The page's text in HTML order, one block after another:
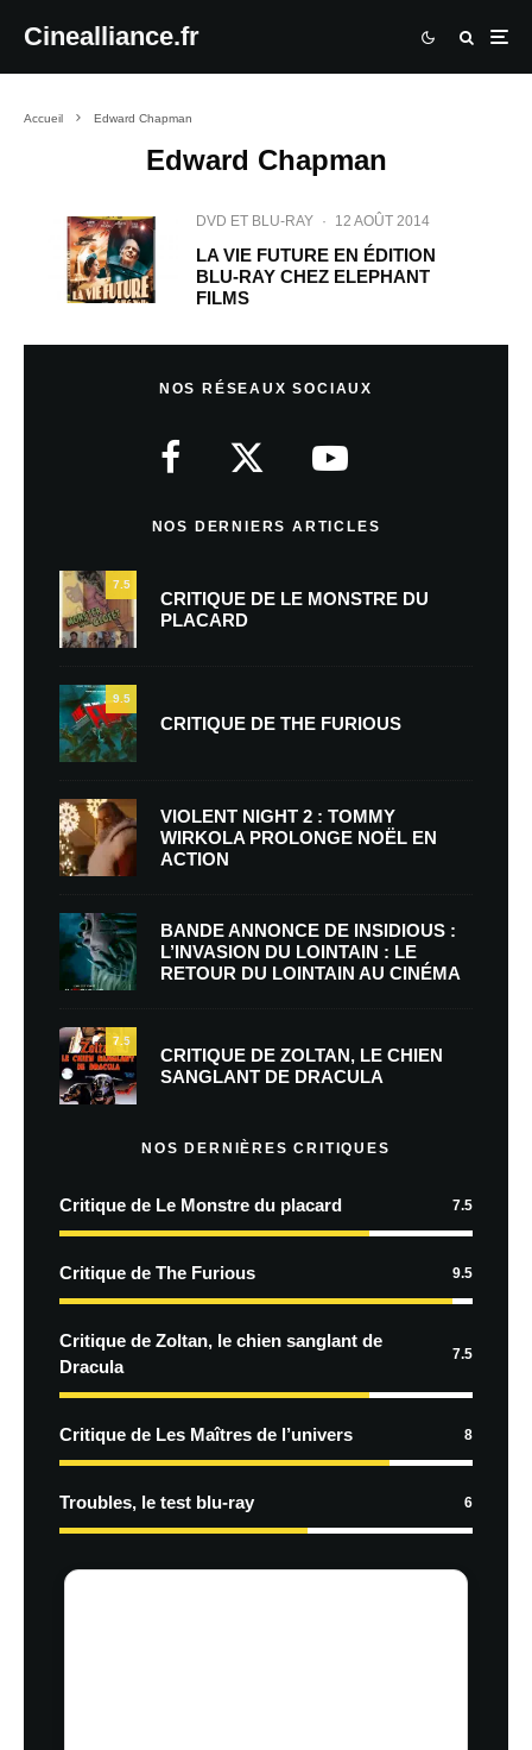
Cinealliance.fr
Accueil Edward Chapman
Edward Chapman
DVD ET BLU-RAY · 12 AOÛT 2014
LA VIE FUTURE EN ÉDITION
BLU-RAY CHEZ ELEPHANT
FILMS
NOS RÉSEAUX SOCIAUX
NOS DERNIERS ARTICLES
7.5
CRITIQUE DE LE MONSTRE DU
PLACARD
9.5
CRITIQUE DE THE FURIOUS
VIOLENT NIGHT 2 : TOMMY
WIRKOLA PROLONGE NOËL EN
ACTION
BANDE ANNONCE DE INSIDIOUS :
L’INVASION DU LOINTAIN : LE
RETOUR DU LOINTAIN AU CINÉMA
7.5
CRITIQUE DE ZOLTAN, LE CHIEN
SANGLANT DE DRACULA
NOS DERNIÈRES CRITIQUES
Critique de Le Monstre du placard 7.5
Critique de The Furious 9.5
Critique de Zoltan, le chien sanglant de
Dracula
7.5
Critique de Les Maîtres de l’univers 8
Troubles, le test blu-ray 6